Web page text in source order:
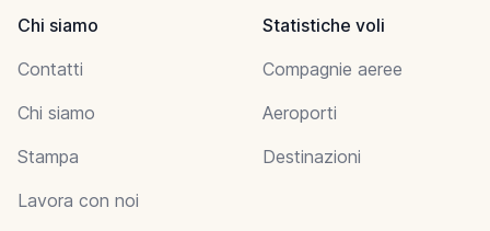
Chi siamo
Contatti
Chi siamo
Stampa
Lavora con noi
Statistiche voli
Compagnie aeree
Aeroporti
Destinazioni